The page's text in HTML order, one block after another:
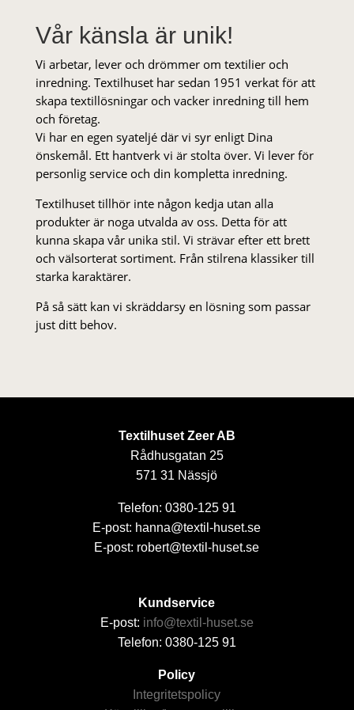
Vår känsla är unik!
Vi arbetar, lever och drömmer om textilier och
inredning. Textilhuset har sedan 1951 verkat för att
skapa textillösningar och vacker inredning till hem
och företag.
Vi har en egen syateljé där vi syr enligt Dina
önskemål. Ett hantverk vi är stolta över. Vi lever för
personlig service och din kompletta inredning.
Textilhuset tillhör inte någon kedja utan alla
produkter är noga utvalda av oss. Detta för att
kunna skapa vår unika stil. Vi strä­var efter ett brett
och välsorterat sor­ti­ment. Från stil­rena klas­siker till
starka karaktärer.
På så sätt kan vi skräddarsy en lösning som passar
just ditt behov.
Textilhuset Zeer AB
Rådhusgatan 25
571 31 Nässjö
Telefon: 0380-125 91
E-post: hanna@textil-huset.se
E-post: robert@textil-huset.se
Kundservice
E-post: info@textil-huset.se
Telefon: 0380-125 91
Policy
Integritetspolicy